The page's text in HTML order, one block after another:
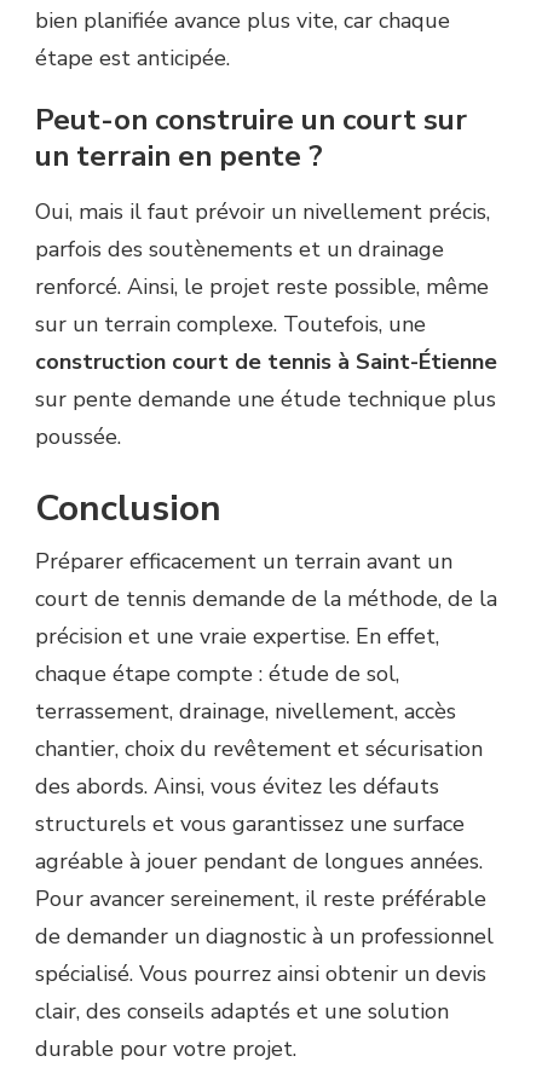
bien planifiée avance plus vite, car chaque
étape est anticipée.
Peut-on construire un court sur
un terrain en pente ?
Oui, mais il faut prévoir un nivellement précis,
parfois des soutènements et un drainage
renforcé. Ainsi, le projet reste possible, même
sur un terrain complexe. Toutefois, une
construction court de tennis à Saint-Étienne
sur pente demande une étude technique plus
poussée.
Conclusion
Préparer efficacement un terrain avant un
court de tennis demande de la méthode, de la
précision et une vraie expertise. En effet,
chaque étape compte : étude de sol,
terrassement, drainage, nivellement, accès
chantier, choix du revêtement et sécurisation
des abords. Ainsi, vous évitez les défauts
structurels et vous garantissez une surface
agréable à jouer pendant de longues années.
Pour avancer sereinement, il reste préférable
de demander un diagnostic à un professionnel
spécialisé. Vous pourrez ainsi obtenir un devis
clair, des conseils adaptés et une solution
durable pour votre projet.